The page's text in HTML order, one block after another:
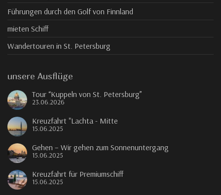
Führungen durch den Golf von Finnland
mieten Schiff
Wandertouren in St. Petersburg
unsere Ausflüge
Tour “Kuppeln von St. Petersburg”
23.06.2026
Kreuzfahrt "Lachta - Mitte
15.06.2025
Gehen – Wir gehen zum Sonnenuntergang
15.06.2025
Kreuzfahrt für Premiumschiff
15.06.2025